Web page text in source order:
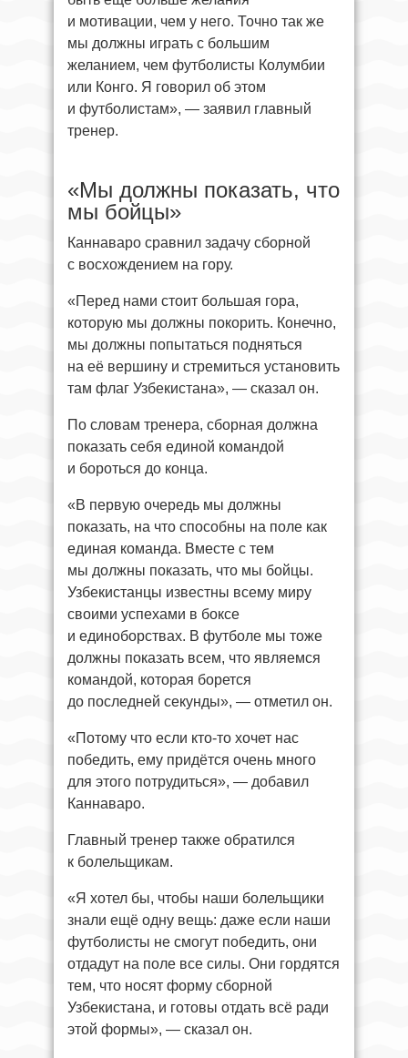
и мотивации, чем у него. Точно так же
мы должны играть с большим
желанием, чем футболисты Колумбии
или Конго. Я говорил об этом
и футболистам», — заявил главный
тренер.
«Мы должны показать, что
мы бойцы»
Каннаваро сравнил задачу сборной
с восхождением на гору.
«Перед нами стоит большая гора,
которую мы должны покорить. Конечно,
мы должны попытаться подняться
на её вершину и стремиться установить
там флаг Узбекистана», — сказал он.
По словам тренера, сборная должна
показать себя единой командой
и бороться до конца.
«В первую очередь мы должны
показать, на что способны на поле как
единая команда. Вместе с тем
мы должны показать, что мы бойцы.
Узбекистанцы известны всему миру
своими успехами в боксе
и единоборствах. В футболе мы тоже
должны показать всем, что являемся
командой, которая борется
до последней секунды», — отметил он.
«Потому что если кто-то хочет нас
победить, ему придётся очень много
для этого потрудиться», — добавил
Каннаваро.
Главный тренер также обратился
к болельщикам.
«Я хотел бы, чтобы наши болельщики
знали ещё одну вещь: даже если наши
футболисты не смогут победить, они
отдадут на поле все силы. Они гордятся
тем, что носят форму сборной
Узбекистана, и готовы отдать всё ради
этой формы», — сказал он.